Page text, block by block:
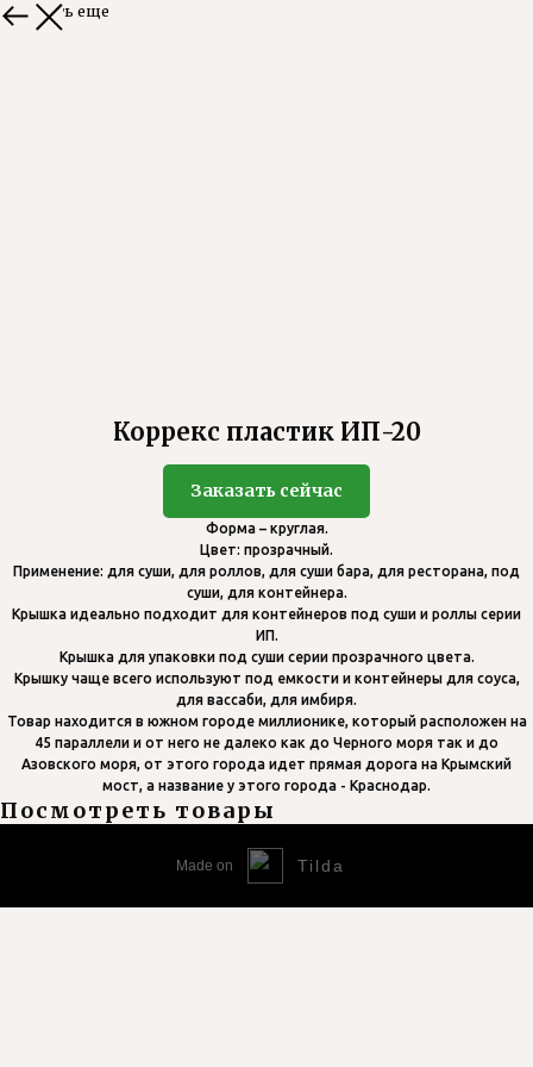
Смотреть еще
Коррекс пластик ИП-20
Заказать сейчас
Форма – круглая.
Цвет: прозрачный.
Применение: для суши, для роллов, для суши бара, для ресторана, под
суши, для контейнера.
Крышка идеально подходит для контейнеров под суши и роллы серии
ИП.
Крышка для упаковки под суши серии прозрачного цвета.
Крышку чаще всего используют под емкости и контейнеры для соуса,
для вассаби, для имбиря.
Товар находится в южном городе миллионике, который расположен на
45 параллели и от него не далеко как до Черного моря так и до
Азовского моря, от этого города идет прямая дорога на Крымский
мост, а название у этого города - Краснодар.
Посмотреть товары
Made on Tilda